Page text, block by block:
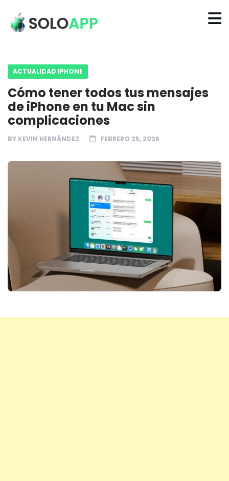
ACTUALIDAD IPHONE
Cómo tener todos tus mensajes
de iPhone en tu Mac sin
complicaciones
BY KEVIN HERNÁNDEZ FEBRERO 25, 2026